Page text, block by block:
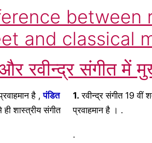
between
and classical
रवीन्द्र संगीत में
है ,पंडित
शास्त्रीय संगीत
1. रवीन्द्र संगीत 19 वीं
प्रवाहमान है । .
.